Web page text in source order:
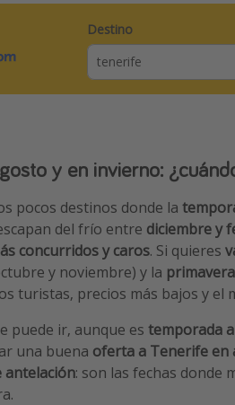
Destino
y en invierno:
pocos destinos donde la
del frío entre diciembre y
concurridos y caros. Si quieres
y noviembre) y la primavera
turistas, precios más bajos y el
puede ir, aunque es temporada
una buena oferta a Tenerife en
antelación: son las fechas donde